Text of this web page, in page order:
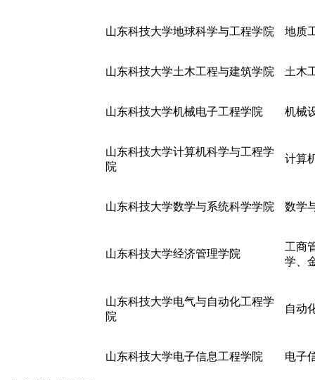
山东科技大学地球科学与工程学院 地质
山东科技大学土木工程与建筑学院 土木
山东科技大学机械电子工程学院 机械
山东科技大学计算机科学与工程学
院
计算
山东科技大学数学与系统科学学院 数学
山东科技大学经济管理学院
工商
学、
山东科技大学电气与自动化工程学
院
自动
山东科技大学电子信息工程学院 电子